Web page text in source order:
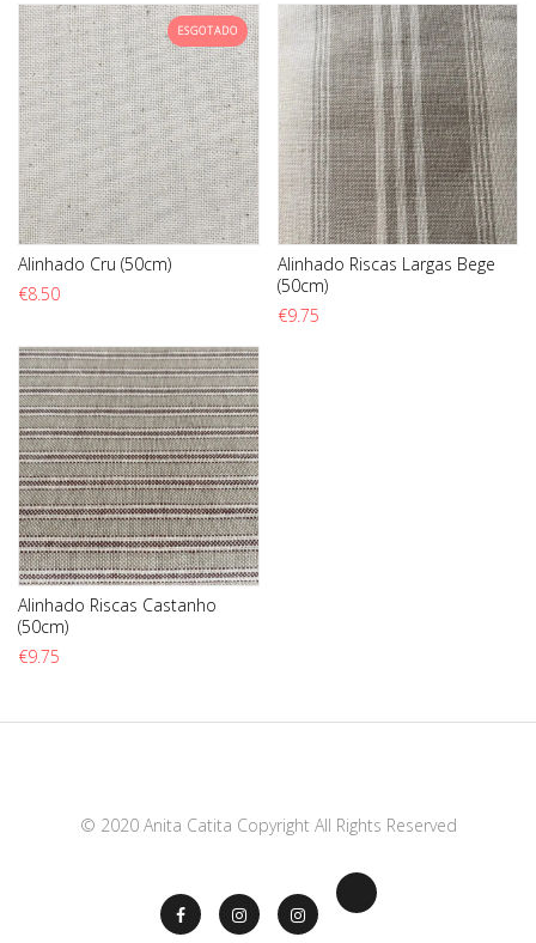
ESGOTADO
Alinhado Cru (50cm)
€8.50
Alinhado Riscas Largas Bege
(50cm)
€9.75
Alinhado Riscas Castanho
(50cm)
€9.75
© 2020 Anita Catita Copyright All Rights Reserved